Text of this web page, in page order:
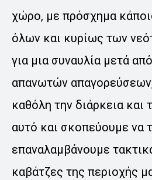
χώρο, με πρόσχημα
όλων και κυρίως των
για μια συναυλία μετά
απανωτών
καθόλη την διάρκεια και
αυτό και σκοπεύουμε να
επαναλαμβάνουμε
καβάτζες της περιοχής